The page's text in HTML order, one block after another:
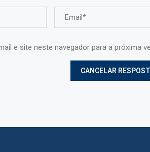
e site neste navegador para a próxima